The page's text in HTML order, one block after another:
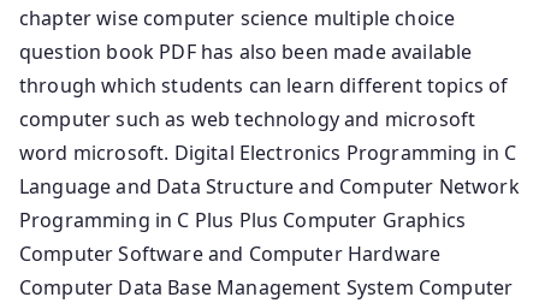
chapter wise computer science multiple choice
question book PDF has also been made available
through which students can learn different topics of
computer such as web technology and microsoft
word microsoft. Digital Electronics Programming in C
Language and Data Structure and Computer Network
Programming in C Plus Plus Computer Graphics
Computer Software and Computer Hardware
Computer Data Base Management System Computer